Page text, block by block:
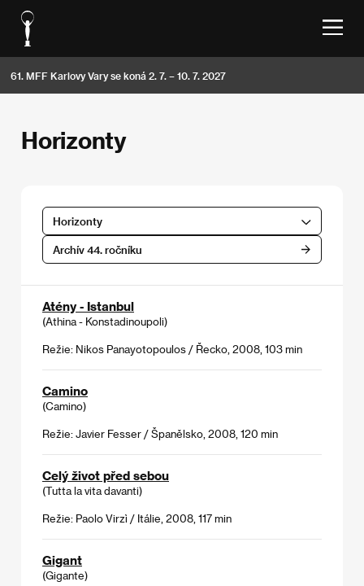
61. MFF Karlovy Vary se koná 2. 7. – 10. 7. 2027
Horizonty
Horizonty
Archív 44. ročníku
Atény - Istanbul
(Athina - Konstadinoupoli)
Režie: Nikos Panayotopoulos / Řecko, 2008, 103 min
Camino
(Camino)
Režie: Javier Fesser / Španělsko, 2008, 120 min
Celý život před sebou
(Tutta la vita davanti)
Režie: Paolo Virzì / Itálie, 2008, 117 min
Gigant
(Gigante)